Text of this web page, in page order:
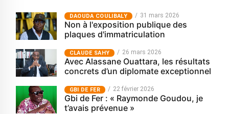
‎DAOUDA COULIBALY 31 mars 2026
Non à l'exposition publique des
plaques d'immatriculation
CLAUDE SAHY 26 mars 2026
Avec Alassane Ouattara, les résultats
concrets d’un diplomate exceptionnel
GBI DE FER 22 février 2026
Gbi de Fer : « Raymonde Goudou, je
t’avais prévenue »